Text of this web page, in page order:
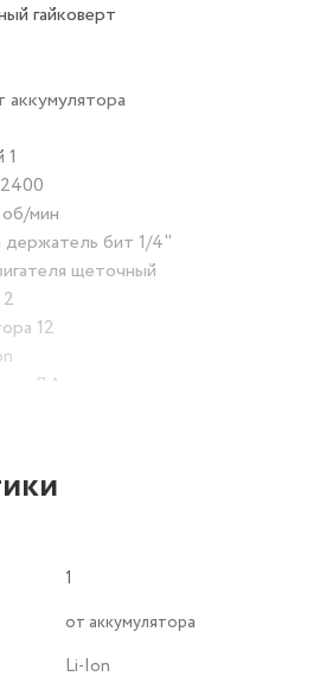
гайковерт
аккумулятора
1
мин
держатель бит 1/4"
щеточный
12
ДА
ДА
комплекте ДА
ДА
по эксплуатации, кейс.
1
от аккумулятора
Li-Ion